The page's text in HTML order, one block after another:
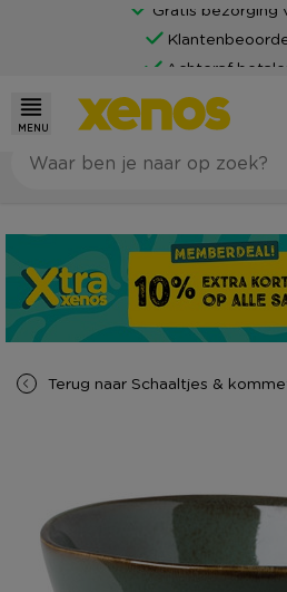
Gratis bezorging
Achteraf
MENU
Terug naar Schaaltjes &